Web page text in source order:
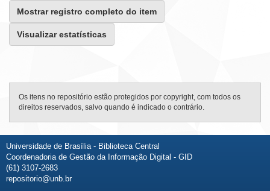
Mostrar registro completo do item
Visualizar estatísticas
Os itens no repositório estão protegidos por copyright, com todos os
direitos reservados, salvo quando é indicado o contrário.
Universidade de Brasília - Biblioteca Central
Coordenadoria de Gestão da Informação Digital - GID
(61) 3107-2683
repositorio@unb.br